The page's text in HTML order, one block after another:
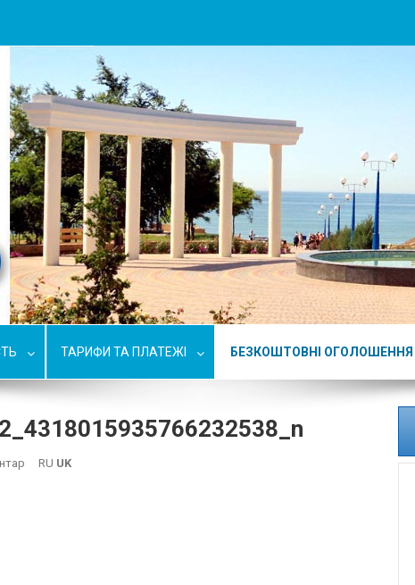
ТАРИФИ ТА ПЛАТЕЖІ БЕЗКОШТОВНІ ОГОЛОШЕННЯ
RU UK